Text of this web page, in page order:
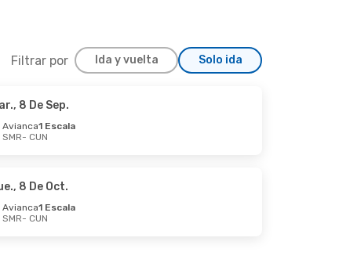
Filtrar por Ida y vuelta Solo ida
26 De Oct.
8 De Sep.
Avianca1 Escala
SMR- CUN
8 De Oct.
Avianca1 Escala
SMR- CUN